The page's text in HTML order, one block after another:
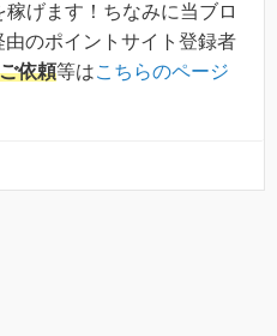
げます！ちなみに当ブロ
由のポイントサイト登録者
依頼等はこちらのページ